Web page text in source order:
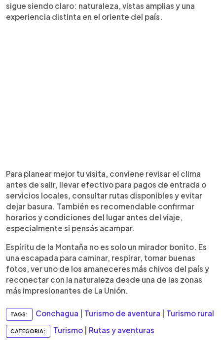
sigue siendo claro: naturaleza, vistas amplias y una
experiencia distinta en el oriente del país.
Para planear mejor tu visita, conviene revisar el clima
antes de salir, llevar efectivo para pagos de entrada o
servicios locales, consultar rutas disponibles y evitar
dejar basura. También es recomendable confirmar
horarios y condiciones del lugar antes del viaje,
especialmente si pensás acampar.
Espíritu de la Montaña no es solo un mirador bonito. Es
una escapada para caminar, respirar, tomar buenas
fotos, ver uno de los amaneceres más chivos del país y
reconectar con la naturaleza desde una de las zonas
más impresionantes de La Unión.
TAGS: Conchagua Turismo de aventura Turismo rural
CATEGORIA: Turismo Rutas y aventuras